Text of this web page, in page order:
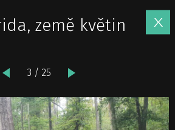
země květin
3 / 25